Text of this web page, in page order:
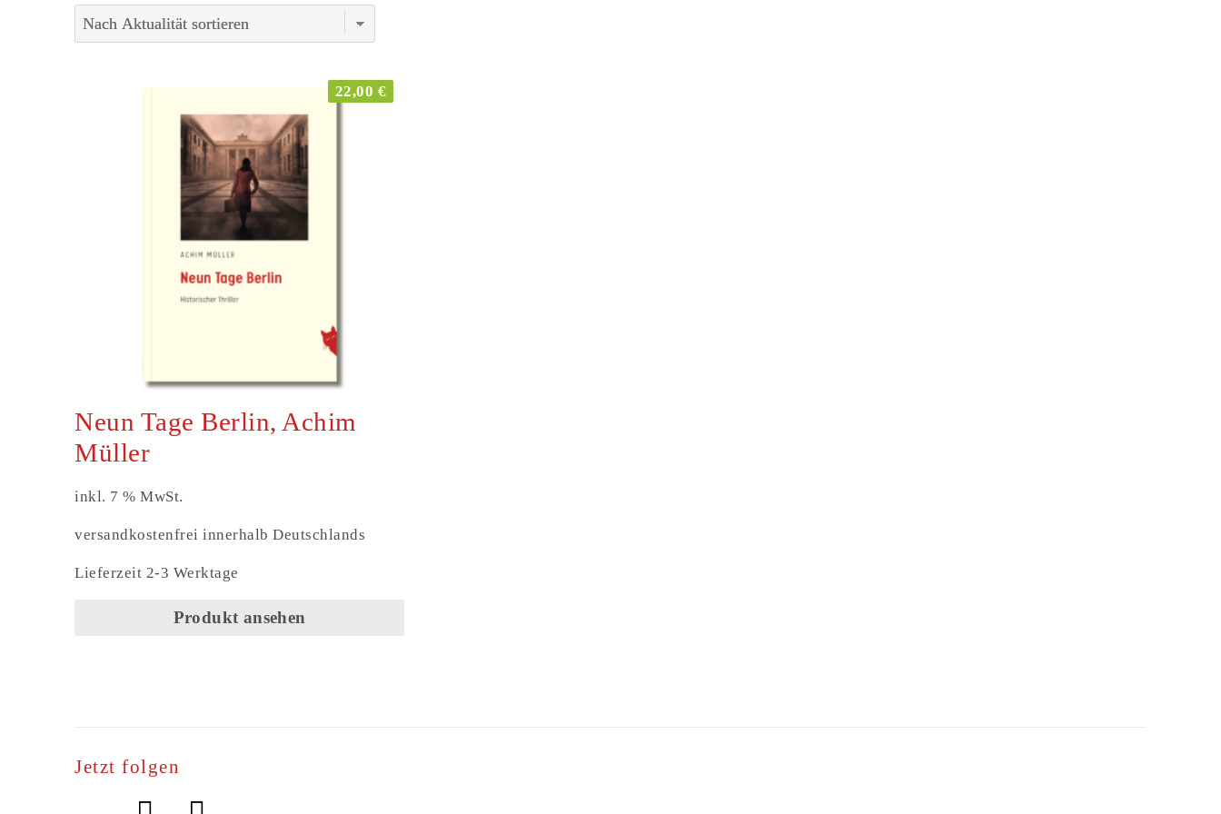
Neun Tage Berlin, Achim
Müller
22,00 €
inkl. 7 % MwSt.
versandkostenfrei innerhalb Deutschlands
Lieferzeit 2-3 Werktage
Produkt ansehen
Jetzt folgen